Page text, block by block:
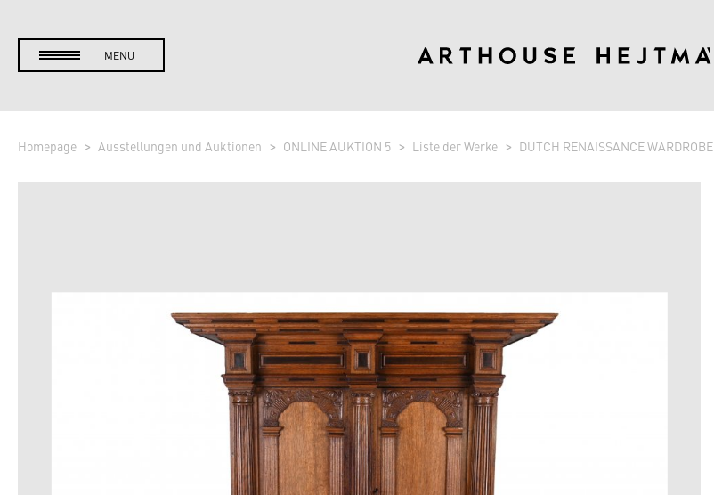
MENU
Homepage Ausstellungen und Auktionen ONLINE AUKTION 5 Liste der Werke DUTCH RENAISSANCE WARDROBE